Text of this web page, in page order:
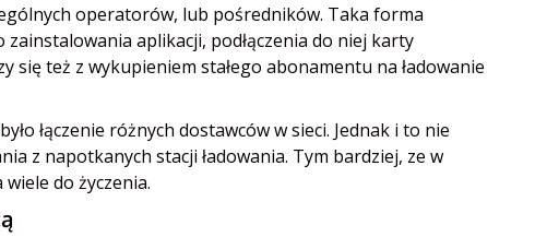
operatorów, lub pośredników. Taka forma
aplikacji, podłączenia do niej karty
się też z wykupieniem stałego abonamentu na ładowanie
łączenie różnych dostawców w sieci. Jednak i to nie
z napotkanych stacji ładowania. Tym bardziej, ze w
wiele do życzenia.